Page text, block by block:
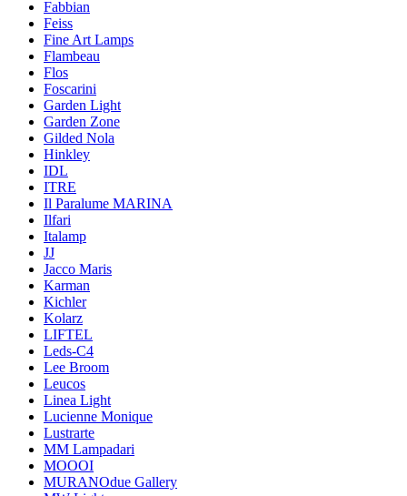
Fabbian
Feiss
Fine Art Lamps
Flambeau
Flos
Foscarini
Garden Light
Garden Zone
Gilded Nola
Hinkley
IDL
ITRE
Il Paralume MARINA
Ilfari
Italamp
JJ
Jacco Maris
Karman
Kichler
Kolarz
LIFTEL
Leds-C4
Lee Broom
Leucos
Linea Light
Lucienne Monique
Lustrarte
MM Lampadari
MOOOI
MURANOdue Gallery